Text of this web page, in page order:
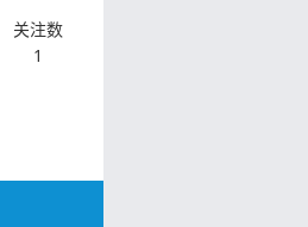
关注数
1